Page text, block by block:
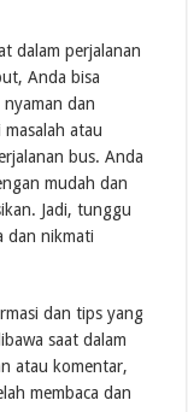
dalam perjalanan
Anda bisa
dan
atau
bus. Anda
mudah dan
Jadi, tunggu
dan nikmati
dan tips yang
saat dalam
atau komentar,
membaca dan